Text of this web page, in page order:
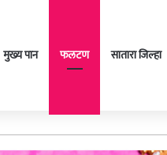
मुख्य पान फलटण सातारा जिल्हा